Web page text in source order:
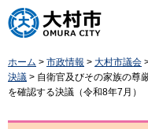
大村市
ホーム > 市政情報 > 大村市議会
決議 > 自衛官及びその家族の尊
を確認する決議（令和8年7月）